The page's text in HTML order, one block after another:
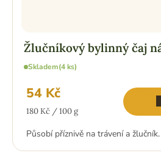
Žlučníkový bylinný čaj
Skladem(4 ks)
54 Kč
Měrná
180 Kč / 100 g
Působí příznivě na trávení a žlučník.